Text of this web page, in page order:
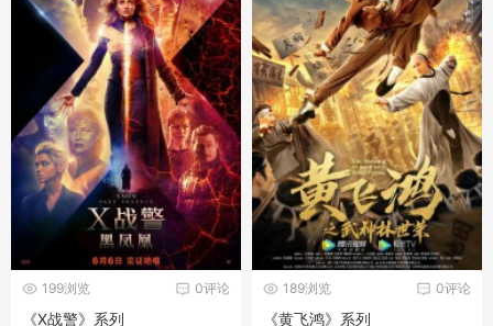
0评论
199浏览
《X战警》系列
0评论
189浏览
《黄飞鸿》系列